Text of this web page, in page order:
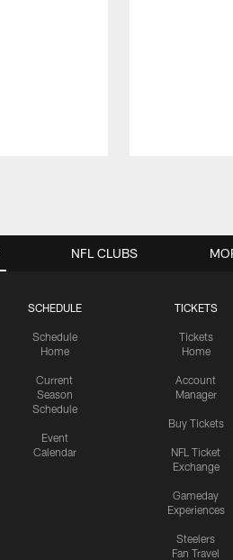
SCHEDULE
Schedule
Home
Current
Season
Schedule
Event
Calendar
TICKETS
Tickets
Home
Account
Manager
Buy Tickets
NFL Ticket
Exchange
Gameday
Experiences
Steelers
Fan Travel
NFL CLUBS